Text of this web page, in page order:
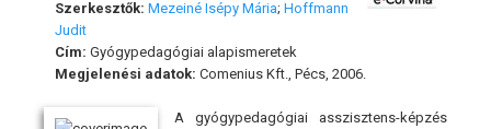
Szerkesztők: Mezeiné Isépy Mária; Hoffmann
Judit
Cím: Gyógypedagógiai alapismeretek
Megjelenési adatok: Comenius Kft., Pécs, 2006.
A gyógypedagógiai asszisztens-képzés